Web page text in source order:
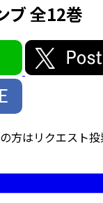
ブ 全12巻
方はリクエスト投